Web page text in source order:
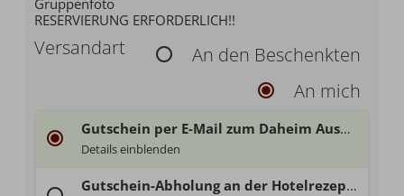
Gruppenfoto
RESERVIERUNG ERFORDERLICH!!
Versandart
An den Beschenkten
An mich
Gutschein per E-Mail zum Daheim Ausdrucken
Details einblenden
Vorsicht: beiWaren aus dem Raspl-Shop ist diese Gutschein-Abholung an der Hotelrezeption - bitte Öffnungszeiten beachten!